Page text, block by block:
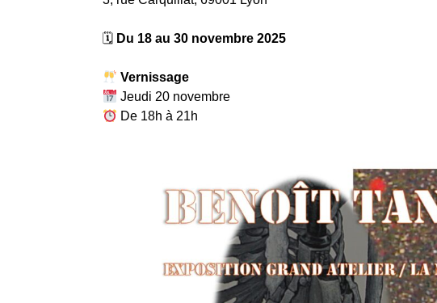
🗓 Du 18 au 30 novembre 2025
Vernissage
Jeudi 20 novembre
De 18h à 21h